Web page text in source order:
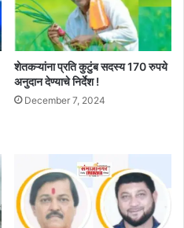
शेतकऱ्यांना प्रति कुटुंब सदस्य 170 रुपये
अनुदान देण्याचे निर्देश !
December 7, 2024